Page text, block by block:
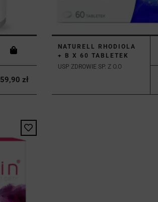
59,90 zł
NATURELL RHODIOLA
+ B X 60 TABLETEK
USP ZDROWIE SP. Z O.O